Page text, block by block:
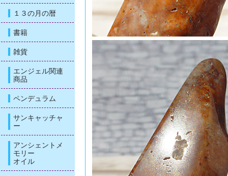
１３の月の暦
書籍
雑貨
エンジェル関連
商品
ペンデュラム
サンキャッチャ
ー
アンシェントメ
モリー
オイル